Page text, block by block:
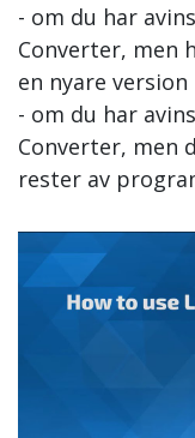
- om du har
Converter, men
en nyare version
- om du har
Converter, men
rester av